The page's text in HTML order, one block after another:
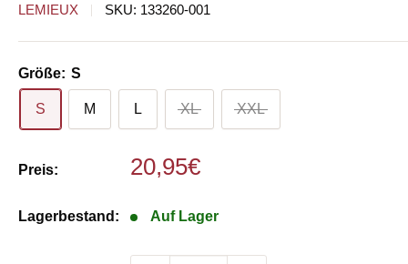
LEMIEUX SKU: 133260-001
Größe: S
S M L XL XXL
Preis: Sonderpreis
20,95€
Lagerbestand: Auf Lager